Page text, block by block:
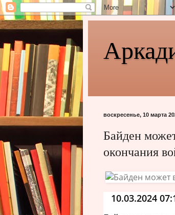
воскресенье, 10 марта
Байден
окончания
10.03.2024